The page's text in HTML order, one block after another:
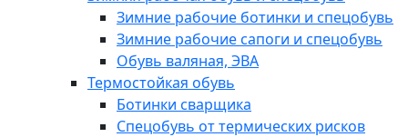
Зимние рабочие ботинки и спецобувь
Зимние рабочие сапоги и спецобувь
Обувь валяная, ЭВА
Термостойкая обувь
Ботинки сварщика
Спецобувь от термических рисков